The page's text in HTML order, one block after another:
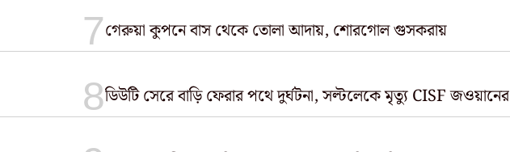
গেরুয়া কুপনে বাস থেকে তোলা আদায়, শোরগোল গুসকরায়
ডিউটি সেরে বাড়ি ফেরার পথে দুর্ঘটনা, সল্টলেকে মৃত্যু CISF জওয়ানের